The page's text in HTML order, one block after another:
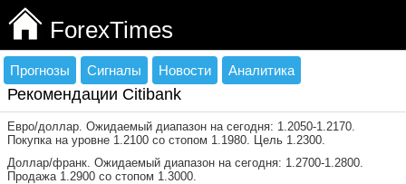
ForexTimes
Прогнозы Сигналы Новости Аналитика
Рекомендации Citibank
Евро/доллар. Ожидаемый диапазон на сегодня: 1.2050-1.2170.
Покупка на уровне 1.2100 со стопом 1.1980. Цель 1.2300.
Доллар/франк. Ожидаемый диапазон на сегодня: 1.2700-1.2800.
Продажа 1.2900 со стопом 1.3000.